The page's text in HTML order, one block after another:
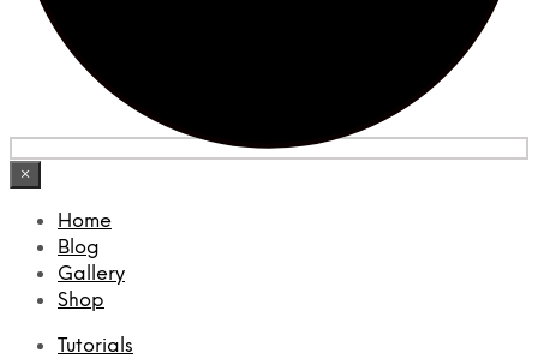
×
Home
Blog
Gallery
Shop
Tutorials